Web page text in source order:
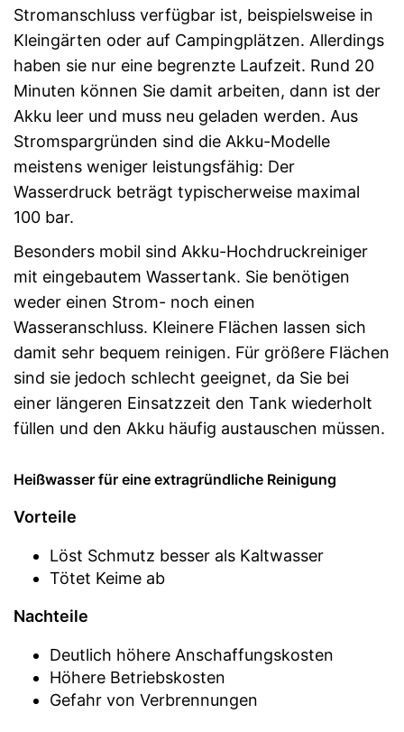
Stromanschluss verfügbar ist, beispielsweise in
Kleingärten oder auf Campingplätzen. Allerdings
haben sie nur eine begrenzte Laufzeit. Rund 20
Minuten können Sie damit arbeiten, dann ist der
Akku leer und muss neu geladen werden. Aus
Stromspargründen sind die Akku-Modelle
meistens weniger leistungsfähig: Der
Wasserdruck beträgt typischerweise maximal
100 bar.
Besonders mobil sind Akku-Hochdruckreiniger
mit eingebautem Wassertank. Sie benötigen
weder einen Strom- noch einen
Wasseranschluss. Kleinere Flächen lassen sich
damit sehr bequem reinigen. Für größere Flächen
sind sie jedoch schlecht geeignet, da Sie bei
einer längeren Einsatzzeit den Tank wiederholt
füllen und den Akku häufig austauschen müssen.
Heißwasser für eine extragründliche Reinigung
Vorteile
Löst Schmutz besser als Kaltwasser
Tötet Keime ab
Nachteile
Deutlich höhere Anschaffungskosten
Höhere Betriebskosten
Gefahr von Verbrennungen